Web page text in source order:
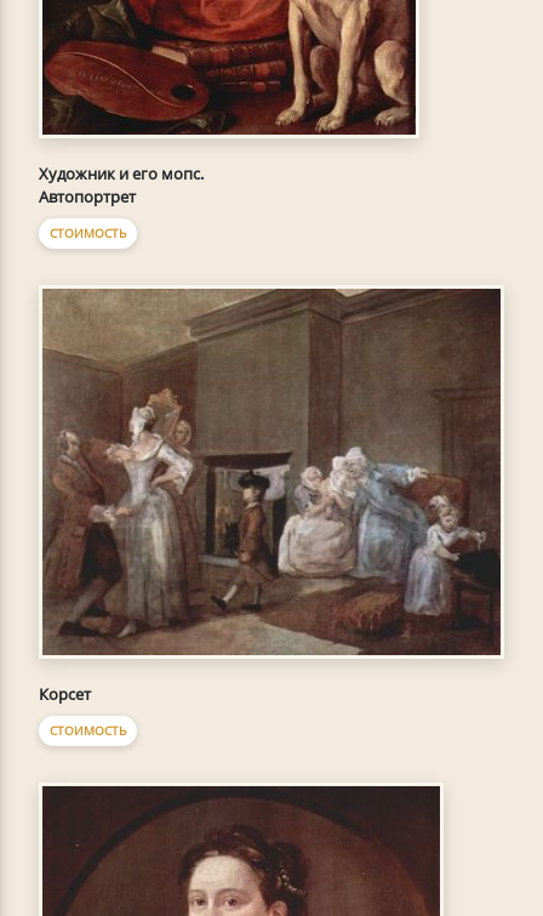
Художник и его мопс.
Автопортрет
СТОИМОСТЬ
Корсет
СТОИМОСТЬ